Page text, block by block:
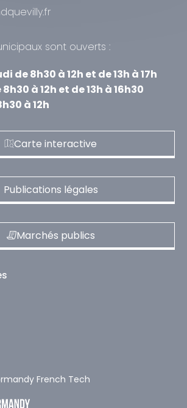
sont ouverts :
de 8h30 à 12h et de 13h à 17h
à 12h et de 13h à 16h30
à 12h
Carte interactive
Publications légales
Marchés publics
French Tech